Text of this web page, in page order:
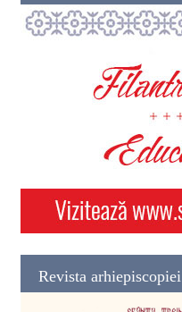
Revista arhiepiscopiei